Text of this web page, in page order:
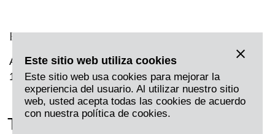
BRUSELAS
Avenue Louise, 231,
1050 Bruselas, Bélgica
Twitter LinkedIn
Este sitio web utiliza cookies
Este sitio web usa cookies para mejorar la
experiencia del usuario. Al utilizar nuestro sitio
web, usted acepta todas las cookies de acuerdo
con nuestra política de cookies.